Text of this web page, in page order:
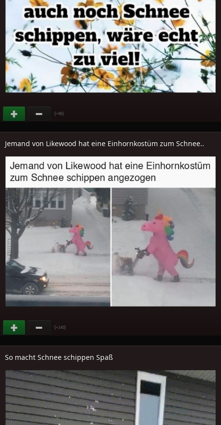
(+96)
Jemand von Likewood hat eine Einhornkostüm zum Schnee..
(+140)
So macht Schnee schippen Spaß